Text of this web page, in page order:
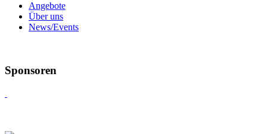
Angebote
Über uns
News/Events
Sponsoren